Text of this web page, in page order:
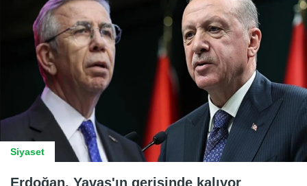
Siyaset
Erdoğan, Yavaş'ın gerisinde kalıyor